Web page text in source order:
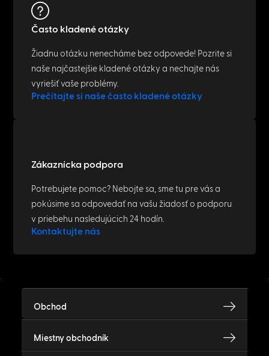
Často kladené otázky
Žiadnu otázku nenecháme bez odpovede! Pozrite si
naše najčastejšie kladené otázky a nechajte nás
vyriešiť vaše problémy.
Prečítajte si naše často kladené otázky
Zákaznícka podpora
Potrebujete pomoc? Nebojte sa, sme tu pre vás a
pokúsime sa odpovedať na vašu žiadosť o podporu
v priebehu nasledujúcich 24 hodín.
Kontaktujte nás
Obchod
Miestny obchodník